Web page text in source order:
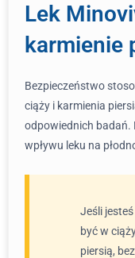
Lek
karmienie
Bezpieczeństwo
ciąży i karmienia
odpowiednich badań.
wpływu leku na
Jeśli
być w
piersią,